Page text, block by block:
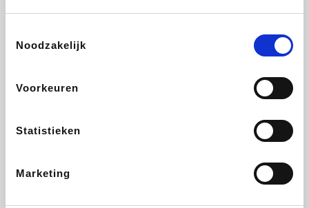
Noodzakelijk
Voorkeuren
Statistieken
Marketing
Lufthansa
CheapTickets.be DeubaXXL